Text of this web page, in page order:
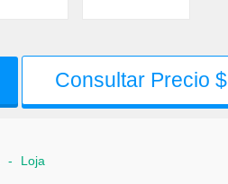
Consultar Precio $
- Loja